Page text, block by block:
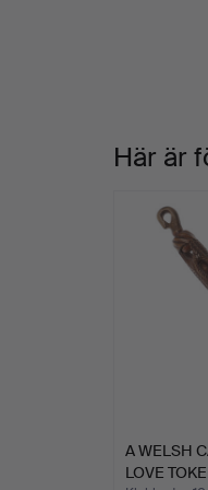
Här är
A WELSH
LOVE